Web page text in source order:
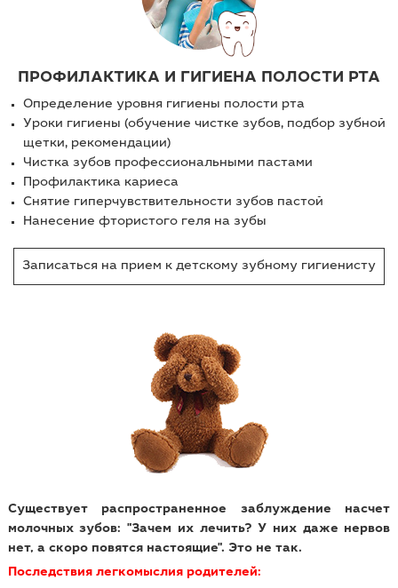
ПРОФИЛАКТИКА И ГИГИЕНА ПОЛОСТИ РТА
Определение уровня гигиены полости рта
Уроки гигиены (обучение чистке зубов, подбор зубной
щетки, рекомендации)
Чистка зубов профессиональными пастами
Профилактика кариеса
Снятие гиперчувствительности зубов пастой
Нанесение фтористого геля на зубы
Записаться на прием к детскому зубному гигиенисту
Существует распространенное заблуждение насчет
молочных зубов: "Зачем их лечить? У них даже нервов
нет, а скоро повятся настоящие". Это не так.
Последствия легкомыслия родителей: